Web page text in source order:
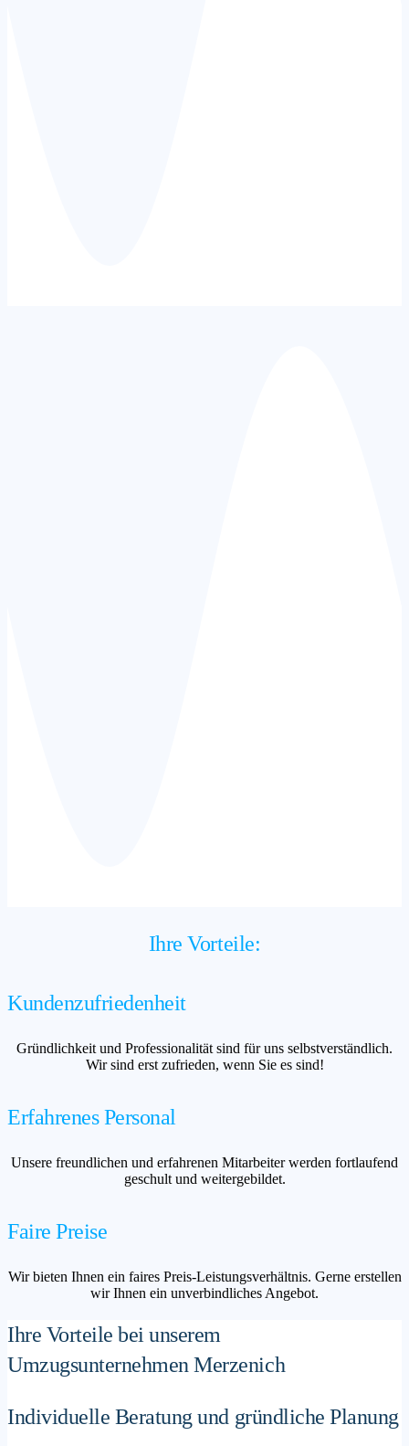
Ihre Vorteile:
Kundenzufriedenheit
Gründlichkeit und Professionalität sind für uns selbstverständlich.
Wir sind erst zufrieden, wenn Sie es sind!
Erfahrenes Personal
Unsere freundlichen und erfahrenen Mitarbeiter werden fortlaufend
geschult und weitergebildet.
Faire Preise
Wir bieten Ihnen ein faires Preis-Leistungsverhältnis. Gerne erstellen
wir Ihnen ein unverbindliches Angebot.
Ihre Vorteile bei unserem
Umzugsunternehmen Merzenich
Individuelle Beratung und gründliche Planung